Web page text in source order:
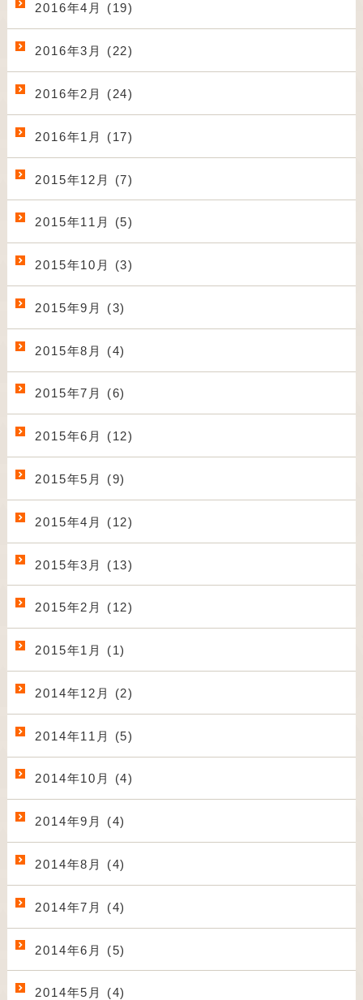
2016年4月 (19)
2016年3月 (22)
2016年2月 (24)
2016年1月 (17)
2015年12月 (7)
2015年11月 (5)
2015年10月 (3)
2015年9月 (3)
2015年8月 (4)
2015年7月 (6)
2015年6月 (12)
2015年5月 (9)
2015年4月 (12)
2015年3月 (13)
2015年2月 (12)
2015年1月 (1)
2014年12月 (2)
2014年11月 (5)
2014年10月 (4)
2014年9月 (4)
2014年8月 (4)
2014年7月 (4)
2014年6月 (5)
2014年5月 (4)